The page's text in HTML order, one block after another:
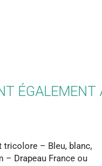
ÉGALEMENT